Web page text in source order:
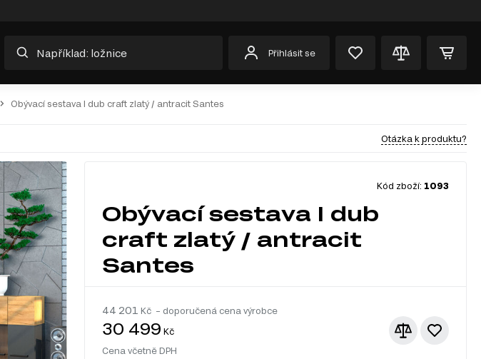
Přihlásit se
Obývací sestava I dub craft zlatý / antracit Santes
Otázka k produktu?
Kód zboží: 1093
Obývací sestava I dub
craft zlatý / antracit
Santes
44 201 Kč – doporučená cena výrobce
30 499 Kč
Cena včetně DPH